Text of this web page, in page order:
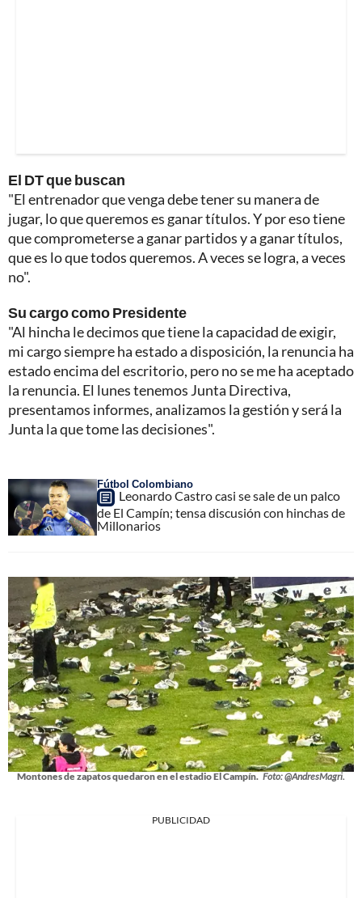
El DT que buscan
"El entrenador que venga debe tener su manera de
jugar, lo que queremos es ganar títulos. Y por eso tiene
que comprometerse a ganar partidos y a ganar títulos,
que es lo que todos queremos. A veces se logra, a veces
no".
Su cargo como Presidente
"Al hincha le decimos que tiene la capacidad de exigir,
mi cargo siempre ha estado a disposición, la renuncia ha
estado encima del escritorio, pero no se me ha aceptado
la renuncia. El lunes tenemos Junta Directiva,
presentamos informes, analizamos la gestión y será la
Junta la que tome las decisiones".
Fútbol Colombiano
Leonardo Castro casi se sale de un palco
de El Campín; tensa discusión con hinchas de
Millonarios
Montones de zapatos quedaron en el estadio El Campín. Foto: @AndresMagri.
PUBLICIDAD